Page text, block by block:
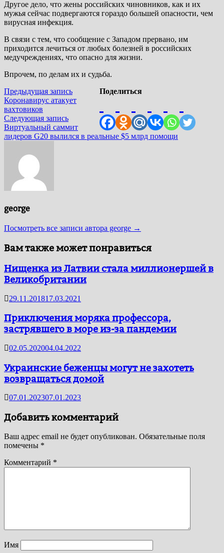
Другое дело, что жены российских чиновников, как и их
мужья сейчас подвергаются гораздо большей опасности, чем
вирусная инфекция.
В связи с тем, что сообщение с Западом прервано, им
приходится лечиться от любых болезней в российских
медучреждениях, что опасно для жизни.
Впрочем, по делам их и судьба.
Поделиться
Навигация
по
записям
Предыдущая записьПредыдущая
запись:
Коронавирус атакует
вахтовиков
Следующая записьСледующая
запись:
Виртуальный саммит
лидеров G20 вылился в реальные $5 млрд помощи
george
Посмотреть все записи автора george →
Вам также может понравиться
Нищенка из Латвии стала миллионершей в
Великобритании
29.11.201817.03.2021
Приключения моряка профессора,
застрявшего в море из-за пандемии
02.05.202004.04.2022
Украинские беженцы могут не захотеть
возвращаться домой
07.01.202307.01.2023
Добавить комментарий
Ваш адрес email не будет опубликован. Обязательные поля
помечены *
Комментарий *
Имя